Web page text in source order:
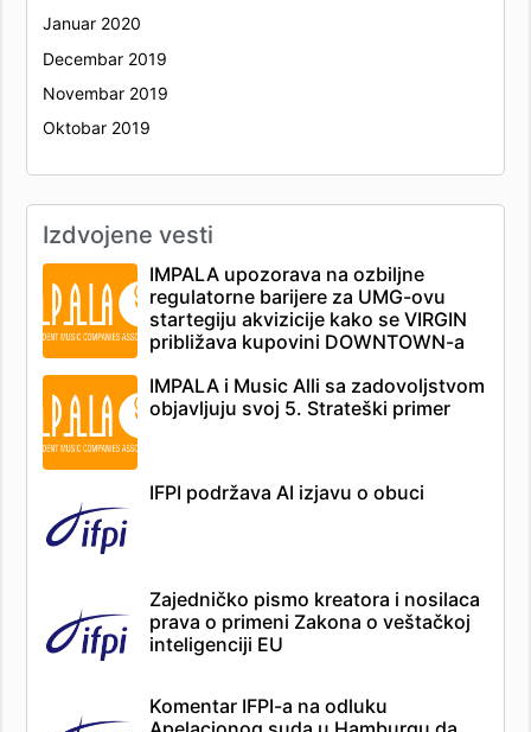
Januar 2020
Decembar 2019
Novembar 2019
Oktobar 2019
Izdvojene vesti
IMPALA upozorava na ozbiljne
regulatorne barijere za UMG-ovu
startegiju akvizicije kako se VIRGIN
približava kupovini DOWNTOWN-a
IMPALA i Music Alli sa zadovoljstvom
objavljuju svoj 5. Strateški primer
IFPI podržava AI izjavu o obuci
Zajedničko pismo kreatora i nosilaca
prava o primeni Zakona o veštačkoj
inteligenciji EU
Komentar IFPI-a na odluku